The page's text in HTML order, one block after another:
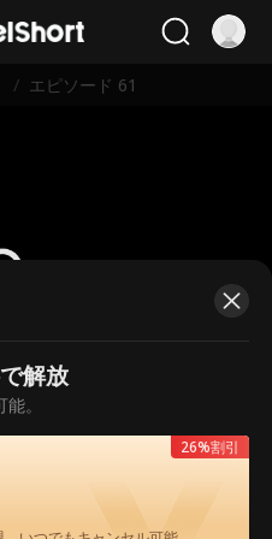
/ エピソード 61
ソードです。視
が必要です。
解放
。
26%割引